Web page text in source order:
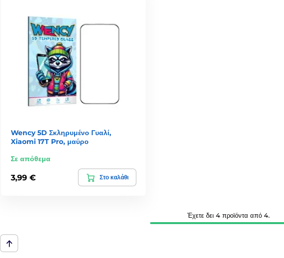
Wency 5D Σκληρυμένο Γυαλί,
Xiaomi 17T Pro, μαύρο
Σε απόθεμα
3,99 € Στο καλάθι
Έχετε δει 4 προϊόντα από 4.